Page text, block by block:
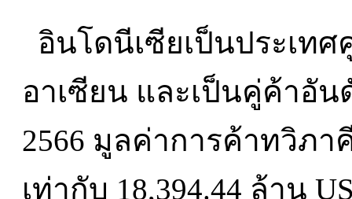
อินโดนีเซียเป็นประเท
อาเซียน และเป็นคู่ค้าอั
2566 มูลค่าการค้าทวิภา
เท่ากับ 18,394.44 ล้าน